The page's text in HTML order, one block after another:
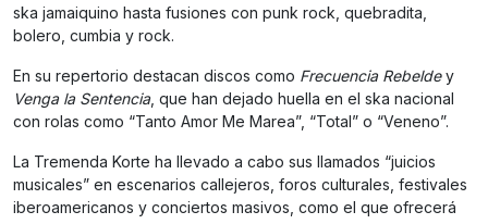
ska jamaiquino hasta fusiones con punk rock, quebradita,
bolero, cumbia y rock.
En su repertorio destacan discos como Frecuencia Rebeldey
Venga la Sentencia, que han dejado huella en el ska nacional
con rolas como “Tanto Amor Me Marea”, “Total” o “Veneno”.
La Tremenda Korte ha llevado a cabo sus llamados “juicios
musicales” en escenarios callejeros, foros culturales, festivales
iberoamericanos y conciertos masivos, como el que ofrecerá